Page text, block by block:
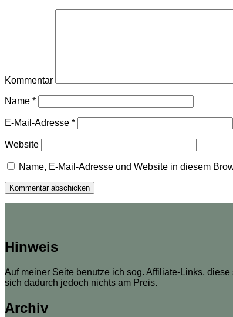
Kommentar
Name *
E-Mail-Adresse *
Website
Name, E-Mail-Adresse und Website in diesem
Hinweis
Auf meiner Seite benutze ich sog. Affiliate-Links,
sich dadurch jedoch nichts am Preis.
Archiv